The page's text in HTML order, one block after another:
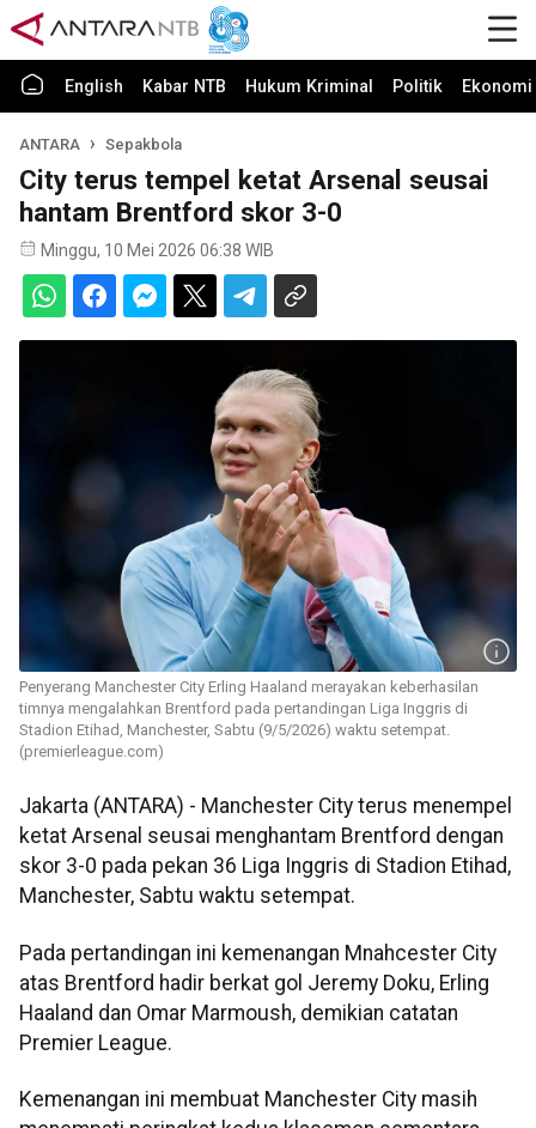
English Kabar NTB Hukum Kriminal Politik
ANTARA Sepakbola
City terus tempel ketat Arsenal seusai
hantam Brentford skor 3-0
Minggu, 10 Mei 2026 06:38 WIB
Penyerang Manchester City Erling Haaland merayakan keberhasilan
timnya mengalahkan Brentford pada pertandingan Liga Inggris di
Stadion Etihad, Manchester, Sabtu (9/5/2026) waktu setempat.
(premierleague.com)
Jakarta (ANTARA) - Manchester City terus menempel
ketat Arsenal seusai menghantam Brentford dengan
skor 3-0 pada pekan 36 Liga Inggris di Stadion Etihad,
Manchester, Sabtu waktu setempat.
Pada pertandingan ini kemenangan Mnahcester City
atas Brentford hadir berkat gol Jeremy Doku, Erling
Haaland dan Omar Marmoush, demikian catatan
Premier League.
Kemenangan ini membuat Manchester City masih